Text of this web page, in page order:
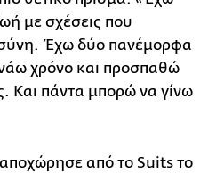
με σχέσεις που
Έχω δύο πανέμορφα
χρόνο και προσπαθώ
Και πάντα μπορώ να γίνω
από το Suits το